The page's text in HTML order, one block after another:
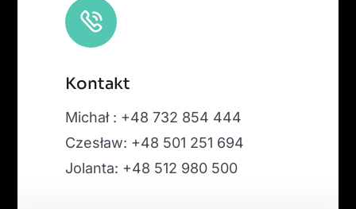
Kontakt
Michał : +48 732 854 444
Czesław: +48 501 251 694
Jolanta: +48 512 980 500